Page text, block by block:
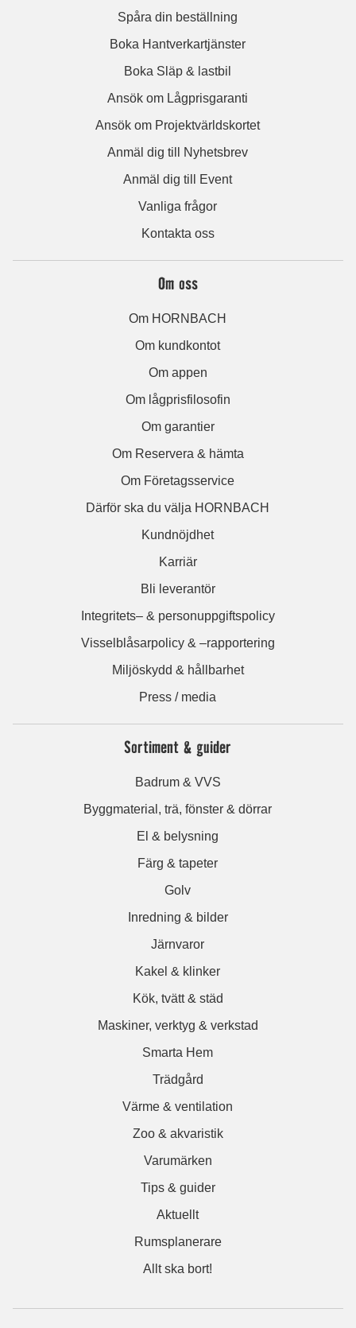
Spåra din beställning
Boka Hantverkartjänster
Boka Släp & lastbil
Ansök om Lågprisgaranti
Ansök om Projektvärldskortet
Anmäl dig till Nyhetsbrev
Anmäl dig till Event
Vanliga frågor
Kontakta oss
Om oss
Om HORNBACH
Om kundkontot
Om appen
Om lågprisfilosofin
Om garantier
Om Reservera & hämta
Om Företagsservice
Därför ska du välja HORNBACH
Kundnöjdhet
Karriär
Bli leverantör
Integritets– & personuppgiftspolicy
Visselblåsarpolicy & –rapportering
Miljöskydd & hållbarhet
Press / media
Sortiment & guider
Badrum & VVS
Byggmaterial, trä, fönster & dörrar
El & belysning
Färg & tapeter
Golv
Inredning & bilder
Järnvaror
Kakel & klinker
Kök, tvätt & städ
Maskiner, verktyg & verkstad
Smarta Hem
Trädgård
Värme & ventilation
Zoo & akvaristik
Varumärken
Tips & guider
Aktuellt
Rumsplanerare
Allt ska bort!